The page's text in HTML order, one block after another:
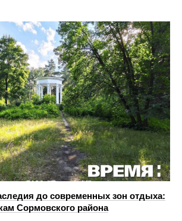
до современных зон отдыха:
Сормовского района